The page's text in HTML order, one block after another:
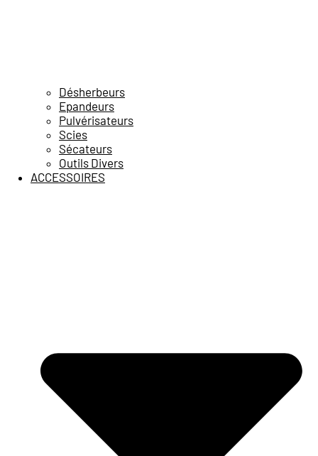
Désherbeurs
Epandeurs
Pulvérisateurs
Scies
Sécateurs
Outils Divers
ACCESSOIRES